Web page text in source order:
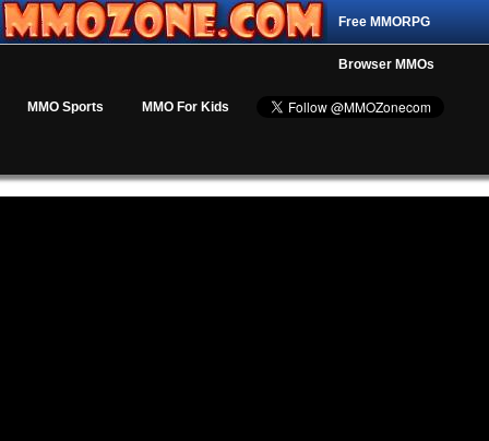
Free MMORPG
Browser MMOs
MMO Sports MMO For Kids